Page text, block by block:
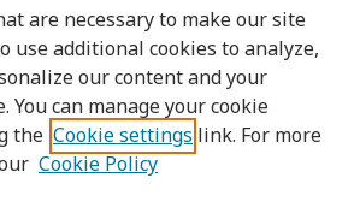
are necessary to make our site
use additional cookies to analyze,
our content and your
You can manage your cookie
the Cookie settings link. For more
Cookie Policy